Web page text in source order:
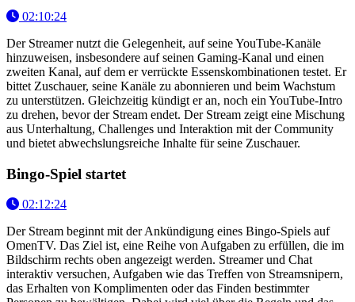
02:10:24
Der Streamer nutzt die Gelegenheit, auf seine YouTube-Kanäle
hinzuweisen, insbesondere auf seinen Gaming-Kanal und einen
zweiten Kanal, auf dem er verrückte Essenskombinationen testet. Er
bittet Zuschauer, seine Kanäle zu abonnieren und beim Wachstum
zu unterstützen. Gleichzeitig kündigt er an, noch ein YouTube-Intro
zu drehen, bevor der Stream endet. Der Stream zeigt eine Mischung
aus Unterhaltung, Challenges und Interaktion mit der Community
und bietet abwechslungsreiche Inhalte für seine Zuschauer.
Bingo-Spiel startet
02:12:24
Der Stream beginnt mit der Ankündigung eines Bingo-Spiels auf
OmenTV. Das Ziel ist, eine Reihe von Aufgaben zu erfüllen, die im
Bildschirm rechts oben angezeigt werden. Streamer und Chat
interaktiv versuchen, Aufgaben wie das Treffen von Streamsnipern,
das Erhalten von Komplimenten oder das Finden bestimmter